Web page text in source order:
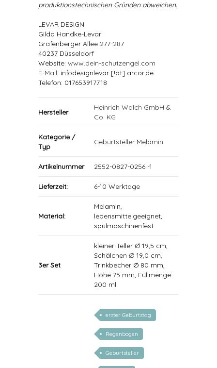
produktionstechnischen Gründen abweichen.
LEVAR DESIGN
Gilda Handke-Levar
Grafenberger Allee 277-287
40237 Düsseldorf
Website: www.dein-schutzengel.com
E-Mail: infodesignlevar [!at] arcor.de
Telefon: 017653917718
Hersteller
Heinrich Walch GmbH &
Co. KG
Kategorie /
Typ
Geburtsteller Melamin
Artikelnummer 2552-0827-0256 -1
Lieferzeit: 6-10 Werktage
Material:
Melamin,
lebensmittelgeeignet,
spülmaschinenfest
3er Set
kleiner Teller Ø 19,5 cm,
Schälchen Ø 19,0 cm,
Trinkbecher Ø 80 mm,
Höhe 75 mm, Füllmenge:
200 ml
erster Geburtstag
Regenbogen
Geburtsteller